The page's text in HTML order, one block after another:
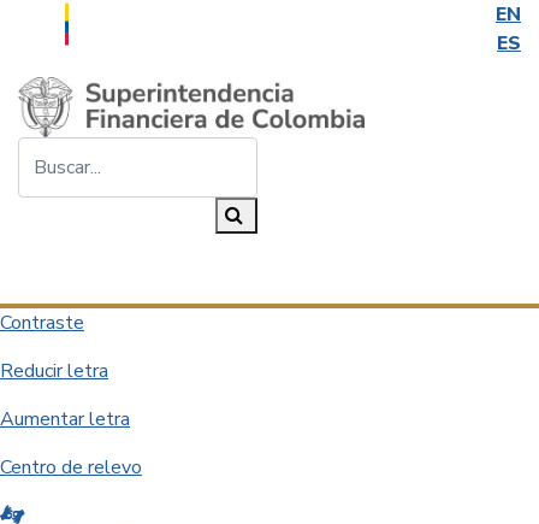
EN
ES
Saltar al contenido principal
Contraste
Reducir letra
Aumentar letra
Centro de relevo